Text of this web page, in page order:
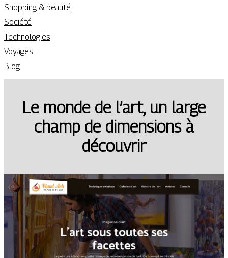
Shopping & beauté
Société
Technologies
Voyages
Blog
Le monde de l’art, un large
champ de dimensions à
découvrir